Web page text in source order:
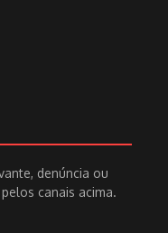
denúncia ou
canais acima.